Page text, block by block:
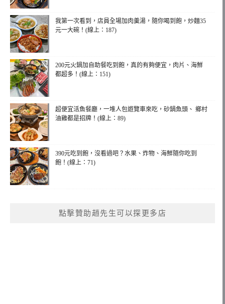
我第一次看到，店員全場加肉羹湯，隨你喝到飽，炒麵35
元一大碗！(線上：187)
200元火鍋加自助餐吃到飽，真的有夠便宜，肉片、海鮮
都超多！(線上：151)
超便宜活魚餐廳，一堆人包遊覽車來吃，砂鍋魚頭、 鄉村
油雞都是招牌！(線上：89)
390元吃到飽，沒看過吧？水果、炸物、海鮮隨你吃到
飽！(線上：71)
點擊贊助趙先生可以探更多店